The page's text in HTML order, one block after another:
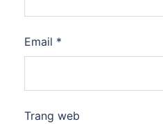
Email *
Trang web